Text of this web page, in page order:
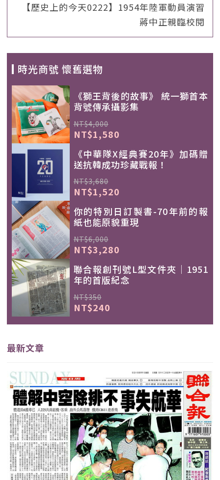
【歷史上的今天0222】1954年陸軍動員演習
蔣中正親臨校閱
時光商號 懷舊選物
《獅王背後的故事》 統一獅首本
背號傳承攝影集
NT$4,000
NT$1,580
《中華隊X經典賽20年》加碼贈
送抗韓成功珍藏戰報！
NT$3,680
NT$1,520
你的特別日訂製書-70年前的報
紙也能原貌重現
NT$6,000
NT$3,280
聯合報創刊號L型文件夾｜1951
年的首版紀念
NT$350
NT$240
最新文章